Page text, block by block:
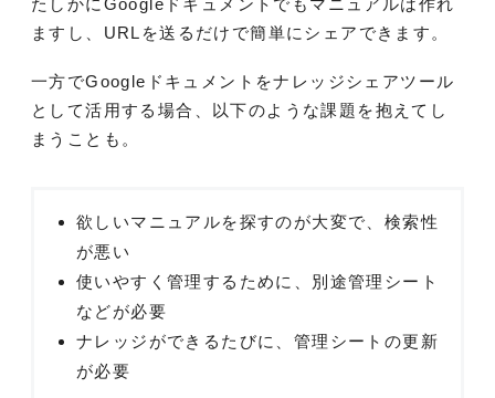
ますし、URLを送るだけで簡単にシェアできます。
一方でGoogleドキュメントをナレッジシェアツール
として活用する場合、以下のような課題を抱えてし
まうことも。
欲しいマニュアルを探すのが大変で、検索性
が悪い
使いやすく管理するために、別途管理シート
などが必要
ナレッジができるたびに、管理シートの更新
が必要